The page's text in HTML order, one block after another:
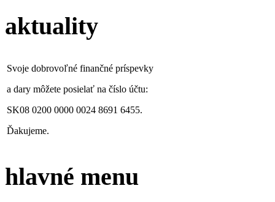
aktuality
Svoje dobrovoľné finančné príspevky
a dary môžete posielať na číslo účtu:
SK08 0200 0000 0024 8691 6455.
Ďakujeme.
hlavné menu